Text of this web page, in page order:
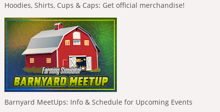
Hoodies, Shirts, Cups & Caps: Get official merchandise!
Barnyard MeetUps: Info & Schedule for Upcoming Events